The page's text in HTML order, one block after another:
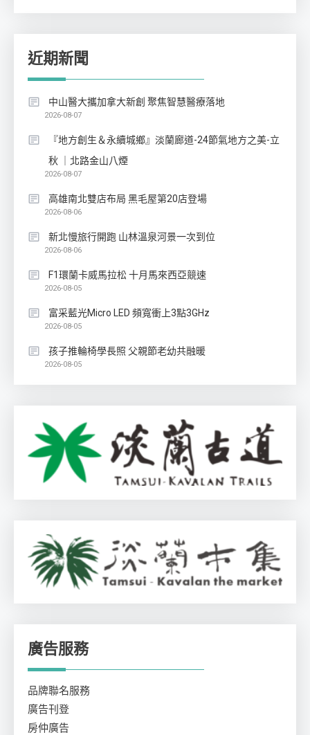
近期新聞
中山醫大攜加拿大新創 聚焦智慧醫療落地
2026-08-07
『地方創生＆永續城鄉』淡蘭廊道-24節氣地方之美-立
秋 ｜北路金山八煙
2026-08-07
高雄南北雙店布局 黑毛屋第20店登場
2026-08-06
新北慢旅行開跑 山林溫泉河景一次到位
2026-08-06
F1環蘭卡威馬拉松 十月馬來西亞競速
2026-08-05
富采藍光Micro LED 頻寬衝上3點3GHz
2026-08-05
孩子推輪椅學長照 父親節老幼共融暖
2026-08-05
廣告服務
品牌聯名服務
廣告刊登
房仲廣告